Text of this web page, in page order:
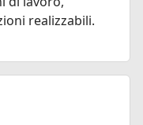
realizzabili.